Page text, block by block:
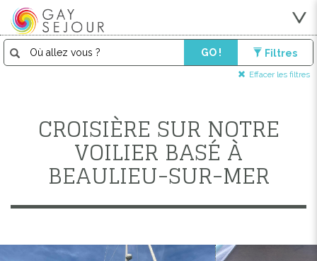
GO ! Filtres
Effacer les filtres
CROISIÈRE SUR NOTRE
VOILIER BASÉ À
BEAULIEU-SUR-MER